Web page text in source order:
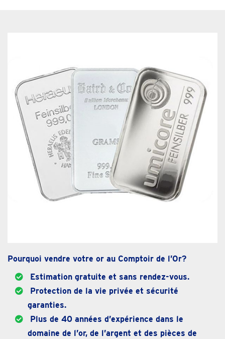
Pourquoi vendre votre or au Comptoir de l’Or?
Estimation gratuite et sans rendez-vous.
Protection de la vie privée et sécurité
garanties.
Plus de 40 années d’expérience dans le
domaine de l’or, de l’argent et des pièces de